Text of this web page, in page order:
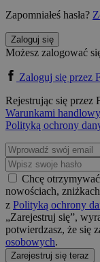
Zapomniałeś hasła?
Zaloguj się
Możesz zalogować
Zaloguj się przez
Rejestrując się przez
Warunkami
Polityką ochrony
Chcę
nowościach,
z Polityką ochrony
„Zarejestruj się”,
potwierdzasz, że się
osobowych.
Zarejestruj się teraz